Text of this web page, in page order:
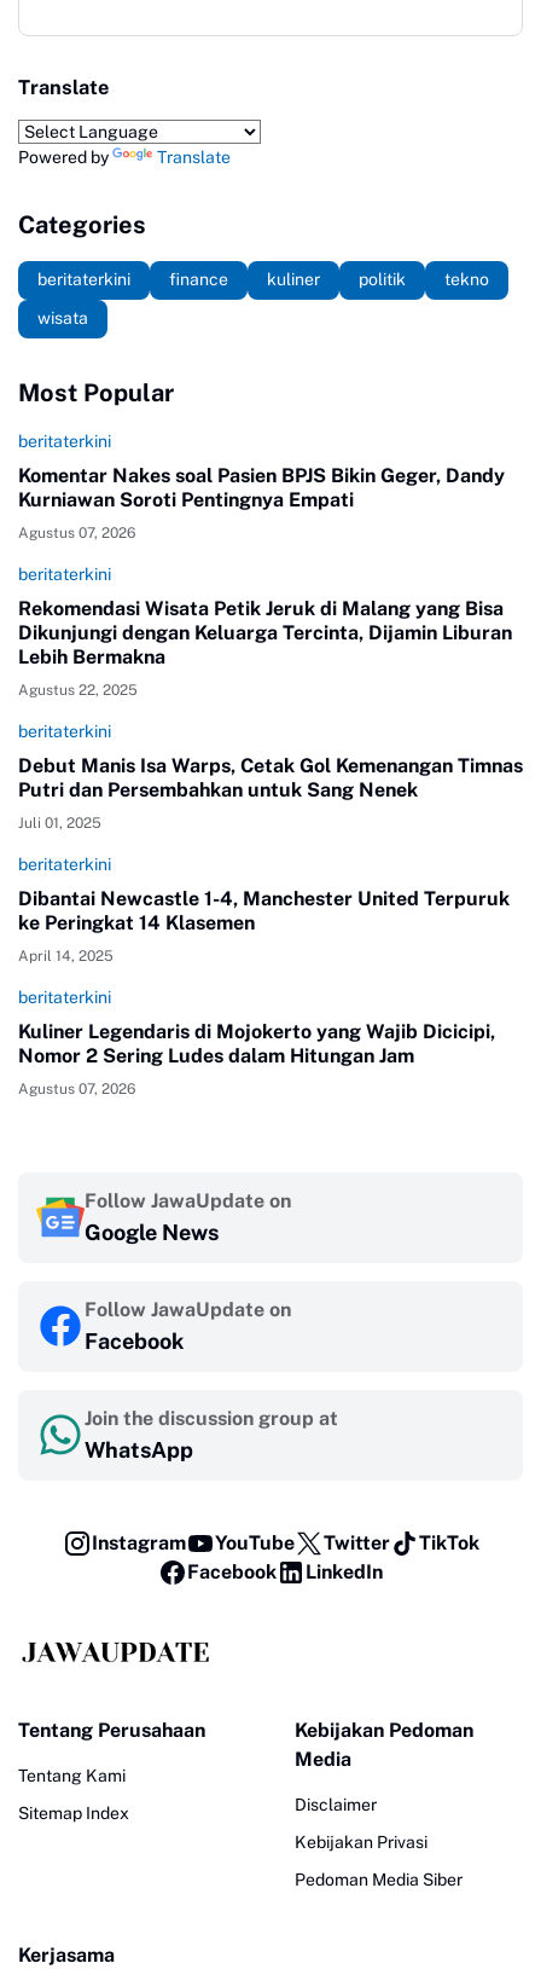
Translate
Powered by Translate
Categories
beritaterkini finance kuliner politik
tekno
wisata
Most Popular
beritaterkini
Komentar Nakes soal Pasien BPJS Bikin Geger, Dandy
Kurniawan Soroti Pentingnya Empati
Agustus 07, 2026
beritaterkini
Rekomendasi Wisata Petik Jeruk di Malang yang Bisa
Dikunjungi dengan Keluarga Tercinta, Dijamin Liburan
Lebih Bermakna
Agustus 22, 2025
beritaterkini
Debut Manis Isa Warps, Cetak Gol Kemenangan Timnas
Putri dan Persembahkan untuk Sang Nenek
Juli 01, 2025
beritaterkini
Dibantai Newcastle 1-4, Manchester United Terpuruk
ke Peringkat 14 Klasemen
April 14, 2025
beritaterkini
Kuliner Legendaris di Mojokerto yang Wajib Dicicipi,
Nomor 2 Sering Ludes dalam Hitungan Jam
Agustus 07, 2026
Follow JawaUpdate on
Google News
Follow JawaUpdate on
Facebook
Join the discussion group at
WhatsApp
Instagram YouTube Twitter
TikTok
Facebook
LinkedIn
Tentang Perusahaan
Tentang Kami
Sitemap Index
Kebijakan Pedoman
Media
Disclaimer
Kebijakan Privasi
Pedoman Media Siber
Kerjasama